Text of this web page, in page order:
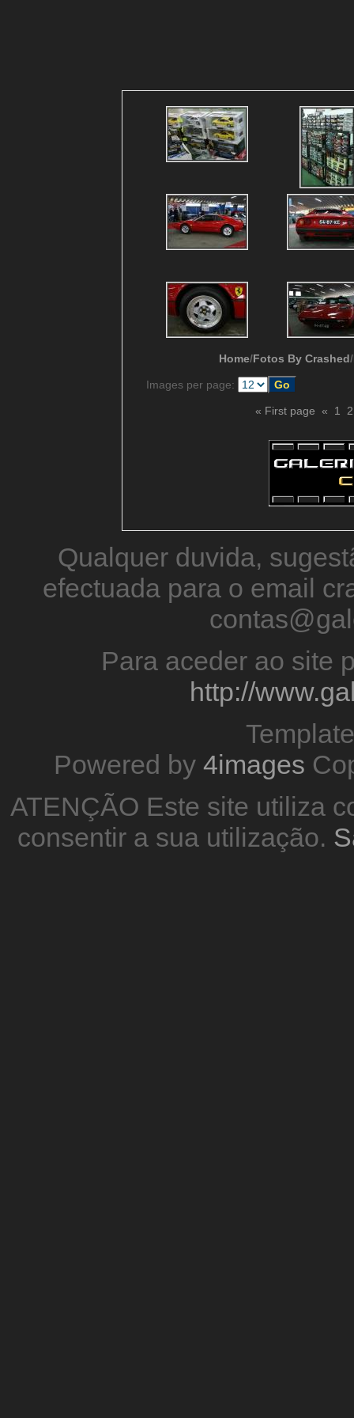
Home/Fotos By Crashed/
Images per page:
« First page « 1 2
Qualquer duvida,
efectuada para o email
Para aceder ao site
http://
Powered by 4images
ATENÇÃO Este site utiliza
consentir a sua utilização.